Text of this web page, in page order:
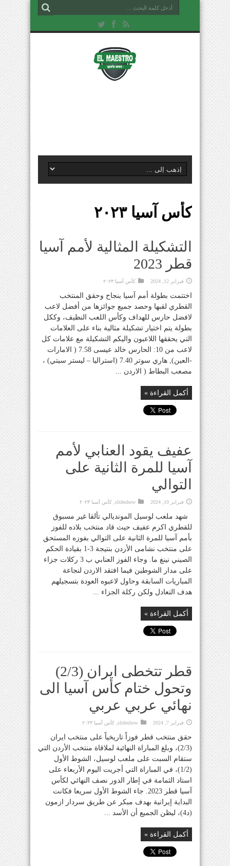
كأس آسيا ٢٠٢٣
التشكيلة المثالية لأمم آسيا
قطر 2023
فبراير 12, 2024 كأس آسيا ٢٠٢٣
اختتمت بطولة أمم آسيا بنجاح وحقق المنتخب
القطري لقبها وحصد جميع جوائزها من أفضل لاعب
لافضل حارس للهداف وكأس اللعب النظيف، وككل
بطولة يتم اختيار تشكيلة مثالية بناء على العلامات
التي يحققها اللاعبون واليكم التشكيلة مع علامات كل
لاعب من 10: الحارس خالد عيسى 7.58 ( الامارات
-العين), هاري سوتر 7.40 (استراليا – ليستر سيتي) ،
مصعب البطاط ( الاردن ...
أكمل القراءة »
عفيف يقود العنابي لأمم
آسيا للمرة الثانية على
التوالي
فبراير 10, 2024 slideshow كأس آسيا ٢٠٢٣
شهد ملعب لوسيل المونديالي تألقا غير مسبوق
للقطري اكرم عفيف حيث قاد منتخب بلاده للفوز
بأمم آسيا للمرة الثانية على التوالي بفوزه المستحق
على منتخب نشامى الأردن بنتيجة 3-1 بقيادة الحكم
الصيني نينغ ما. وجاء الفوز العنابي ب 3 ركلات جزاء
على مدار الشوطين فيما افتقد الاردن لنجاعة
المباريات السابقة وحاول لاعبوه العودة بتسجيلهم
هدف التعادل ولكن ركلة الجزاء ...
أكمل القراءة »
قطر تتخطى ايران (2/3)
وتحول ختام كأس آسيا الى
نهائي عربي عربي
فبراير 7, 2024 slideshow كأس آسيا ٢٠٢٣
حقق منتخب قطر فوزاً تاريخياً على منتخب ايران
(2/3)، وبلغ المباراة النهائية لملاقاة منتخب الأردن التي
ستقام السبت على ملعب لوسيل، الشوط الأول
(1/2)، في المباراة التي أجريت اليوم الأربعاء على
استاد الثمامة في إطار الدور نصف النهائي لكأس
آسيا قطر 2023. جاء الشوط الأول سريعا فكانت
البداية إيرانية بهدف مبكر عن طريق سردار ازمون
(د4)، ليظن الجميع أن الأسد ...
أكمل القراءة »